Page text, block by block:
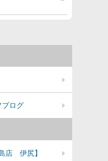
店 伊尻】
ブログ